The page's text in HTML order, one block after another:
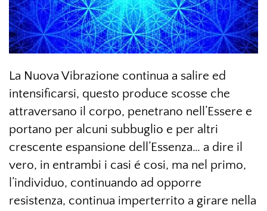
La Nuova Vibrazione continua a salire ed
intensificarsi, questo produce scosse che
attraversano il corpo, penetrano nell’Essere e
portano per alcuni subbuglio e per altri
crescente espansione dell’Essenza… a dire il
vero, in entrambi i casi é cosi, ma nel primo,
l’individuo, continuando ad opporre
resistenza, continua imperterrito a girare nella